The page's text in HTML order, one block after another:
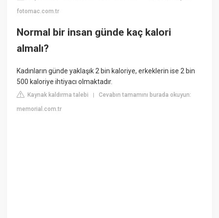
fotomac.com.tr
Normal bir insan günde kaç kalori
almalı?
Kadınların günde yaklaşık 2 bin kaloriye, erkeklerin ise 2 bin
500 kaloriye ihtiyacı olmaktadır.
Kaynak kaldırma talebi |Cevabın tamamını burada okuyun:
memorial.com.tr